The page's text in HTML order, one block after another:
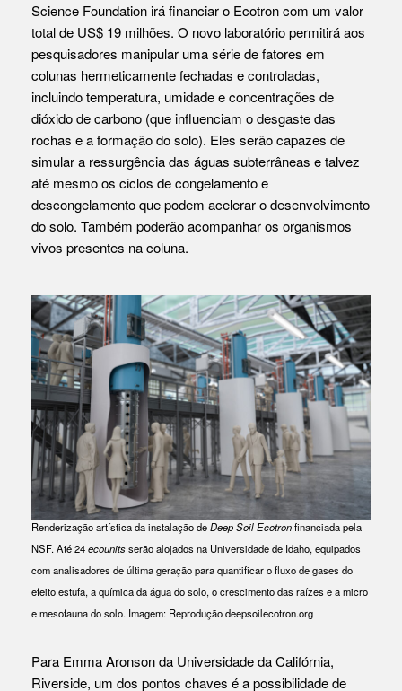
Science Foundation irá financiar o Ecotron com um valor
total de US$ 19 milhões. O novo laboratório permitirá aos
pesquisadores manipular uma série de fatores em
colunas hermeticamente fechadas e controladas,
incluindo temperatura, umidade e concentrações de
dióxido de carbono (que influenciam o desgaste das
rochas e a formação do solo). Eles serão capazes de
simular a ressurgência das águas subterrâneas e talvez
até mesmo os ciclos de congelamento e
descongelamento que podem acelerar o desenvolvimento
do solo. Também poderão acompanhar os organismos
vivos presentes na coluna.
Renderização artística da instalação deDeep SoilEcotronfinanciada pela
NSF. Até 24ecounitsserão alojados na Universidade de Idaho, equipados
com analisadores de última geração para quantificar o fluxo de gases do
efeito estufa, a química da água do solo, o crescimento das raízes e a micro
e mesofauna do solo. Imagem: Reprodução deepsoilecotron.org
Para Emma Aronson da Universidade da Califórnia,
Riverside, um dos pontos chaves é a possibilidade de